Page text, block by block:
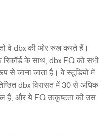
वे dbx की ओर रुख करते हैं।
रिकॉर्ड के साथ, dbx EQ को सभी
से जाना जाता है। वे स्टूडियो में
dbx विरासत में 30 से अधिक
हैं, और ये EQ उत्कृष्टता की उस